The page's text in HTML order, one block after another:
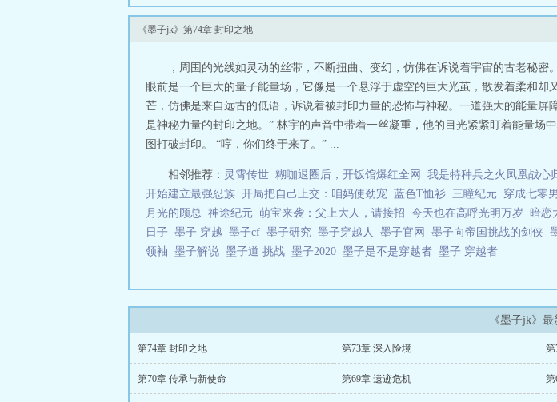
《墨子jk》第74章 封印之地
，周围的光线如灵动的丝带，不断扭曲、变幻，仿佛在诉说着宇宙的古老秘
眼前是一个巨大的量子能量场，它像是一个悬浮于虚空的巨大光茧，散发着柔和
芒，仿佛是来自远古的低语，诉说着被封印力量的恐怖与神秘。一道强大的能量
是神秘力量的封印之地。” 林宇的声音中带着一丝凝重，他的目光紧紧盯着能量
图打破封印。 “哼，你们终于来了。” ...
相邻推荐： 灵霄传世 糊咖退圈后，开饭馆爆红全网 我是特种兵之火凤凰战心
开始建立最强忍族 开局把自己上交：咱妈使劲宠 蓝色T恤衫 三瞳纪元 穿成七零
月光的顾总 神途纪元 萌宝来袭：父上大人，请接招 今天也在高呼光明万岁 暗恋
日子 墨子 穿越 墨子cf 墨子研究 墨子穿越人 墨子官网 墨子向帝国挑战的剑侠
领袖 墨子解说 墨子道 挑战 墨子2020 墨子是不是穿越者 墨子 穿越者
《墨子jk》
第74章 封印之地 第73章 深入险境 第
第70章 传承与新使命 第69章 遗迹危机 第